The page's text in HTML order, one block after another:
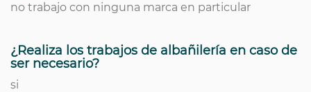
no trabajo con ninguna marca en particular
¿Realiza los trabajos de albañilería en caso de
ser necesario?
si